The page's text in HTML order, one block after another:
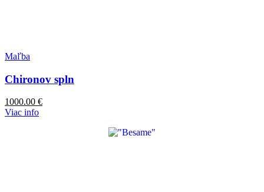
Maľba
Chironov spln
1000.00 €
Viac info